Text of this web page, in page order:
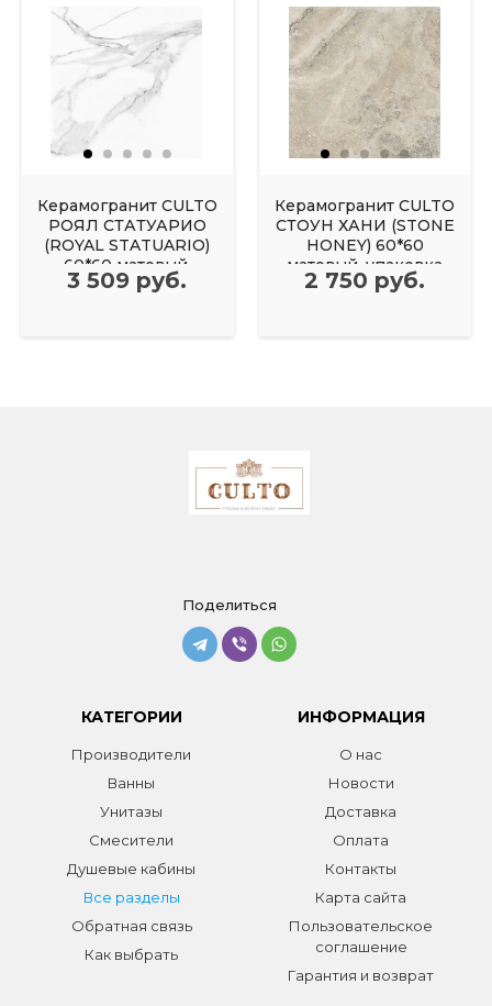
Керамогранит CULTO
РОЯЛ СТАТУАРИО
(ROYAL STATUARIO)
60*60 матовый,
упаковка 1,44м2
3 509 руб.
Керамогранит CULTO
СТОУН ХАНИ (STONE
HONEY) 60*60
матовый, упаковка
1,44м2
2 750 руб.
Поделиться
КАТЕГОРИИ
Производители
Ванны
Унитазы
Смесители
Душевые кабины
Все разделы
Обратная связь
Как выбрать
ИНФОРМАЦИЯ
О нас
Новости
Доставка
Оплата
Контакты
Карта сайта
Пользовательское
соглашение
Гарантия и возврат